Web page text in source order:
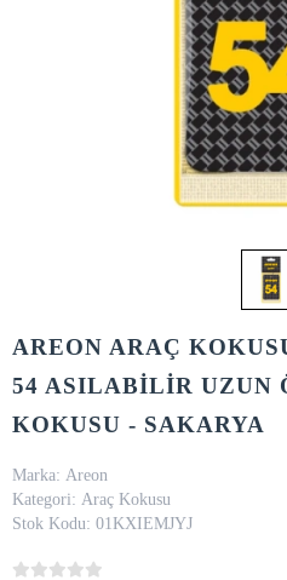
AREON ARAÇ
54 ASILABİLİR UZUN
KOKUSU - SAKARYA
Marka: Areon
Kategori: Araç Kokusu
Stok Kodu: 01KXIEMJYJ